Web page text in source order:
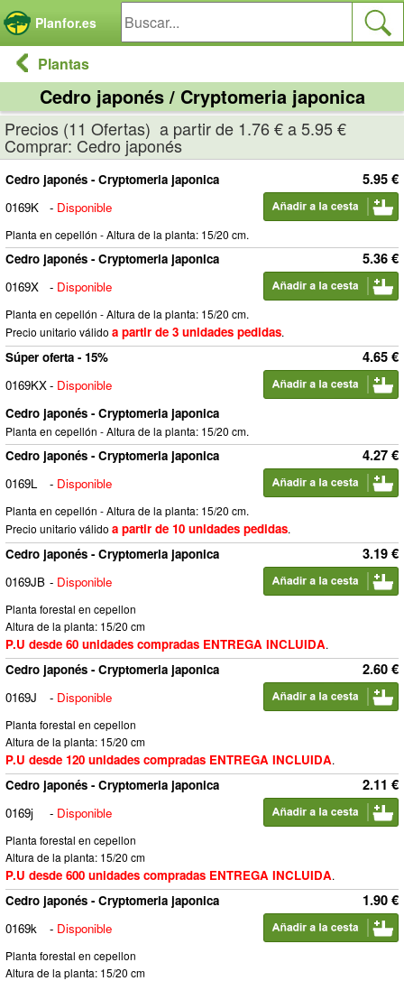
Planfor.es
Plantas
Cedro japonés / Cryptomeria japonica
Precios (11 Ofertas) a partir de 1.76 € a 5.95 €
Comprar: Cedro japonés
5.95 €
Cedro japonés - Cryptomeria japonica
0169K
- Disponible
Planta en cepellón - Altura de la planta: 15/20 cm.
5.36 €
Cedro japonés - Cryptomeria japonica
0169X
- Disponible
Planta en cepellón - Altura de la planta: 15/20 cm.
Precio unitario válido a partir de 3 unidades pedidas.
4.65 €
Súper oferta - 15%
0169KX- Disponible
Cedro japonés - Cryptomeria japonica
Planta en cepellón - Altura de la planta: 15/20 cm.
4.27 €
Cedro japonés - Cryptomeria japonica
0169L
- Disponible
Planta en cepellón - Altura de la planta: 15/20 cm.
Precio unitario válido a partir de 10 unidades pedidas.
3.19 €
Cedro japonés - Cryptomeria japonica
0169JB - Disponible
Planta forestal en cepellon
Altura de la planta: 15/20 cm
P.U desde 60 unidades compradas ENTREGA INCLUIDA.
2.60 €
Cedro japonés - Cryptomeria japonica
0169J
- Disponible
Planta forestal en cepellon
Altura de la planta: 15/20 cm
P.U desde 120 unidades compradas ENTREGA INCLUIDA.
2.11 €
Cedro japonés - Cryptomeria japonica
0169j
- Disponible
Planta forestal en cepellon
Altura de la planta: 15/20 cm
P.U desde 600 unidades compradas ENTREGA INCLUIDA.
1.90 €
Cedro japonés - Cryptomeria japonica
0169k
- Disponible
Planta forestal en cepellon
Altura de la planta: 15/20 cm
Panel de gestión de cookies